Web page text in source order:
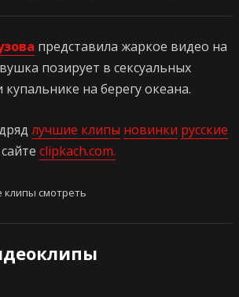
представила жаркое видео на
позирует в сексуальных
на берегу океана.
лучшие клипы новинки русские
clipkach.com.
клипы смотреть